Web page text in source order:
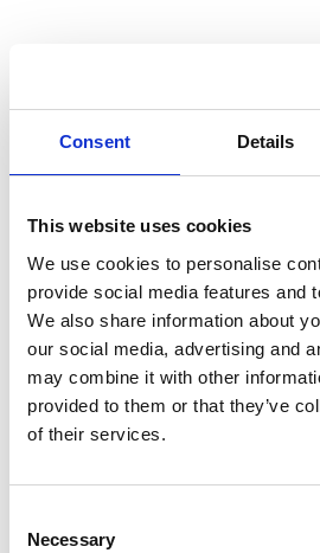
Consent Details
This website uses cookies
We use cookies to personalise
provide social media features and
We also share information about
our social media, advertising and
may combine it with other
provided to them or that they’ve
of their services.
Selection
Necessary